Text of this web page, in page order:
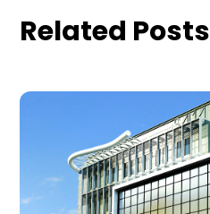
Related Posts